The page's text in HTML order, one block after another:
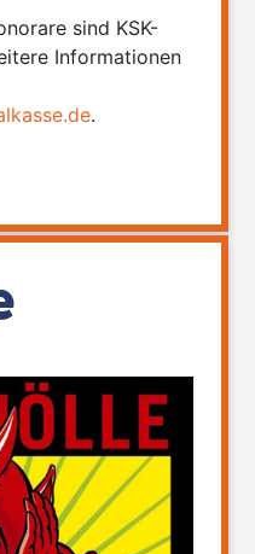
sind KSK-
Informationen
.